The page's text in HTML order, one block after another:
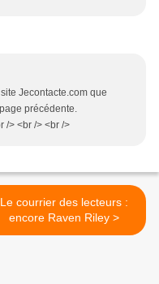
Jecontacte.com que
précédente.
/> <br /> <br />
Le courrier des lecteurs :
encore Raven Riley >